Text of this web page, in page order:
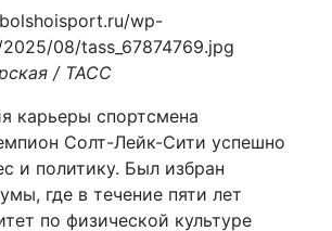
/ ТАСС
карьеры спортсмена
Солт-­Лейк-­Сити успешно
и политику. Был избран
где в течение пяти лет
по физической культуре